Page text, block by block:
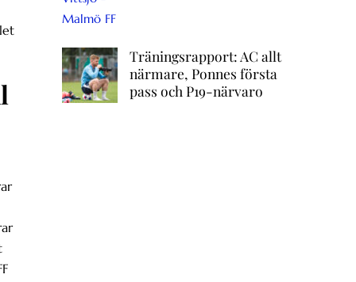
Träningsrapport: AC allt
närmare, Ponnes första
pass och P19-närvaro